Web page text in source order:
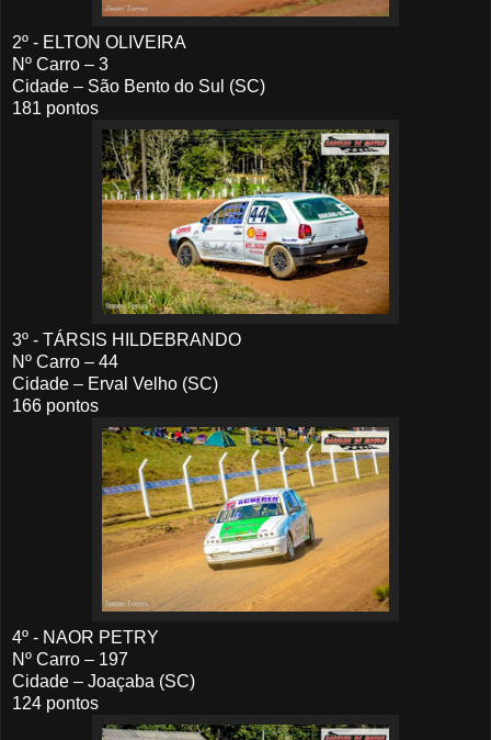
2º - ELTON OLIVEIRA
Nº Carro – 3
Cidade – São Bento do Sul (SC)
181 pontos
3º - TÁRSIS HILDEBRANDO
Nº Carro – 44
Cidade – Erval Velho (SC)
166 pontos
4º - NAOR PETRY
Nº Carro – 197
Cidade – Joaçaba (SC)
124 pontos